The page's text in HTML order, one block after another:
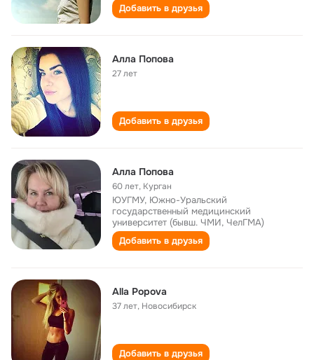
Добавить в друзья
Алла Попова
27 лет
Добавить в друзья
Алла Попова
60 лет, Курган
ЮУГМУ, Южно-Уральский
государственный медицинский
университет (бывш. ЧМИ, ЧелГМА)
Добавить в друзья
Alla Popova
37 лет, Новосибирск
Добавить в друзья